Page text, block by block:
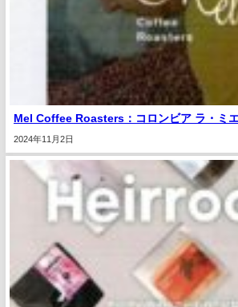
Mel Coffee Roasters：コロンビア ラ・ミ
2024年11月2日